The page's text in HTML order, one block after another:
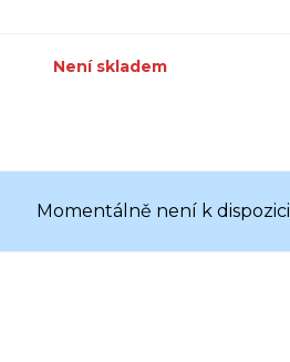
Není skladem
Momentálně není k dispozici